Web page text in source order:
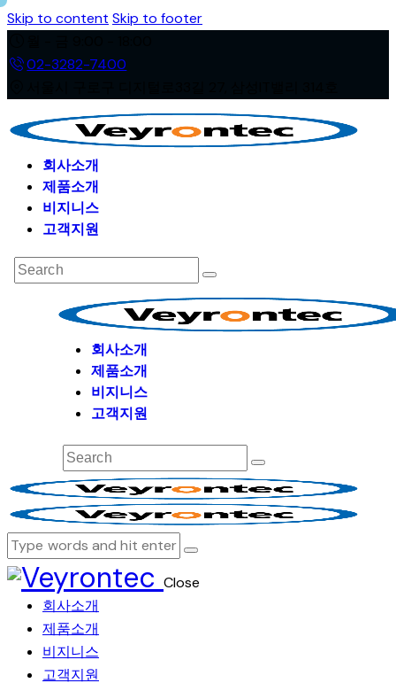
Skip to content Skip to footer
02-3282-7400
회사소개
제품소개
비지니스
고객지원
회사소개
제품소개
비지니스
고객지원
Close
회사소개
제품소개
비지니스
고객지원